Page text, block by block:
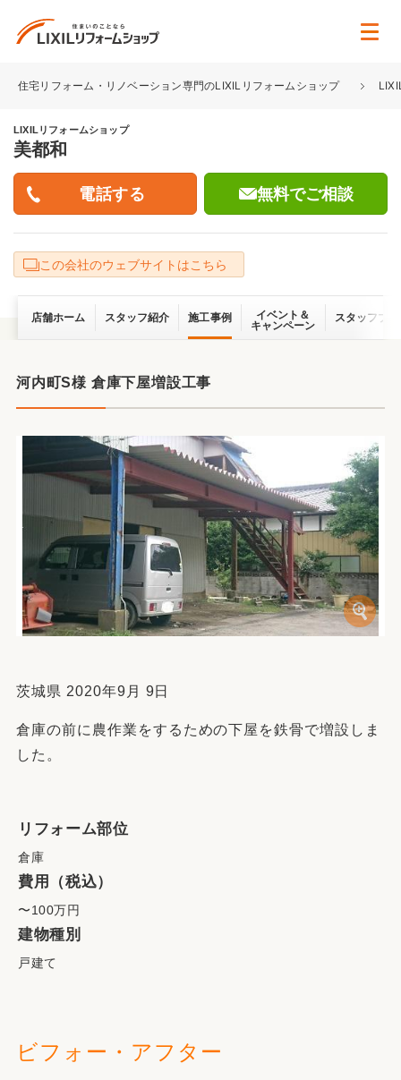
住宅リフォーム・リノベーション専門のLIXILリフォームショップ
LIXILリフォームショップ
美都和
無料でご相談
この会社のウェブサイトはこちら
店舗ホーム スタッフ紹介 施工事例
イベント＆
キャンペーン
スタッフブ
河内町S様 倉庫下屋増設工事
茨城県 2020年9月 9日
倉庫の前に農作業をするための下屋を鉄骨で増設しま
した。
リフォーム部位
倉庫
費用（税込）
〜100万円
建物種別
戸建て
ビフォー・アフター